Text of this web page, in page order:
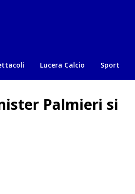
Lucera Calcio Sport
Palmieri si